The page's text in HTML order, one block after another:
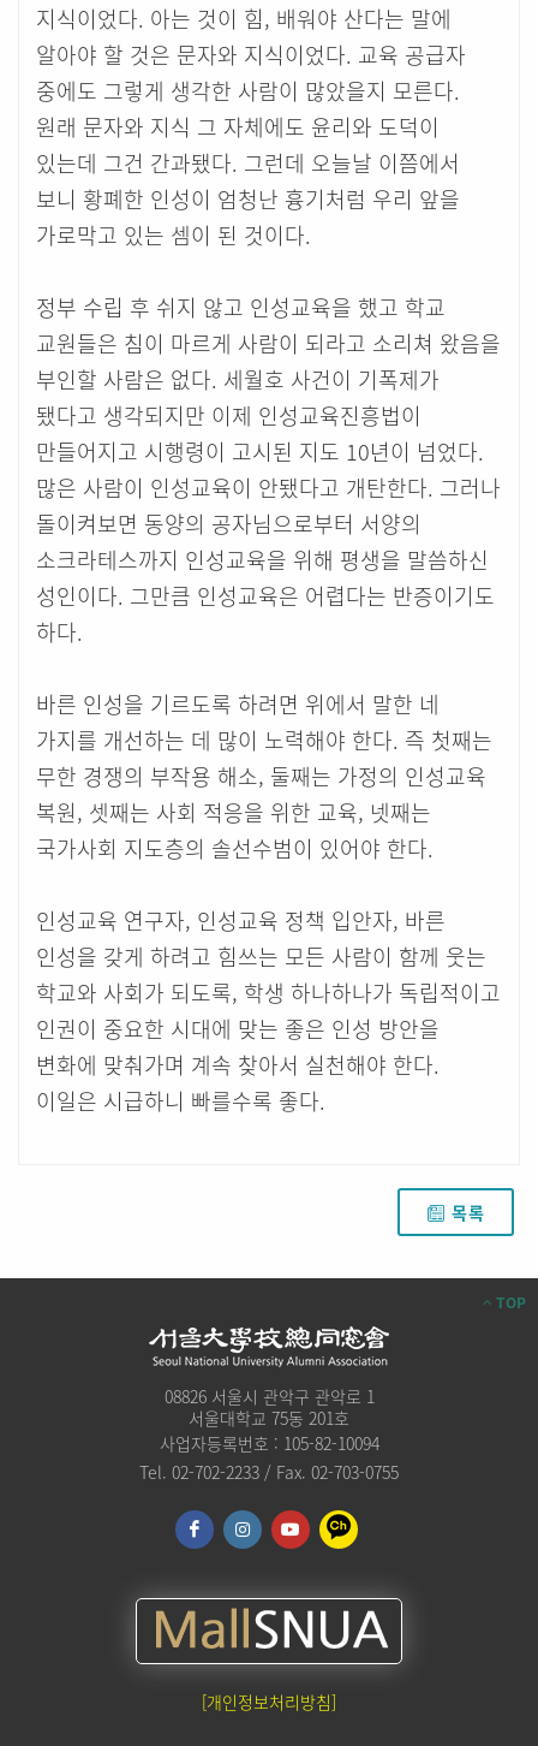
지식이었다. 아는 것이 힘, 배워야 산다는 말에
알아야 할 것은 문자와 지식이었다. 교육 공급자
중에도 그렇게 생각한 사람이 많았을지 모른다.
원래 문자와 지식 그 자체에도 윤리와 도덕이
있는데 그건 간과됐다. 그런데 오늘날 이쯤에서
보니 황폐한 인성이 엄청난 흉기처럼 우리 앞을
가로막고 있는 셈이 된 것이다.
정부 수립 후 쉬지 않고 인성교육을 했고 학교
교원들은 침이 마르게 사람이 되라고 소리쳐 왔음을
부인할 사람은 없다. 세월호 사건이 기폭제가
됐다고 생각되지만 이제 인성교육진흥법이
만들어지고 시행령이 고시된 지도 10년이 넘었다.
많은 사람이 인성교육이 안됐다고 개탄한다. 그러나
돌이켜보면 동양의 공자님으로부터 서양의
소크라테스까지 인성교육을 위해 평생을 말씀하신
성인이다. 그만큼 인성교육은 어렵다는 반증이기도
하다.
바른 인성을 기르도록 하려면 위에서 말한 네
가지를 개선하는 데 많이 노력해야 한다. 즉 첫째는
무한 경쟁의 부작용 해소, 둘째는 가정의 인성교육
복원, 셋째는 사회 적응을 위한 교육, 넷째는
국가사회 지도층의 솔선수범이 있어야 한다.
인성교육 연구자, 인성교육 정책 입안자, 바른
인성을 갖게 하려고 힘쓰는 모든 사람이 함께 웃는
학교와 사회가 되도록, 학생 하나하나가 독립적이고
인권이 중요한 시대에 맞는 좋은 인성 방안을
변화에 맞춰가며 계속 찾아서 실천해야 한다.
이일은 시급하니 빠를수록 좋다.
목록
TOP
08826 서울시 관악구 관악로 1
서울대학교 75동 201호
사업자등록번호 : 105-82-10094
Tel. 02-702-2233 / Fax. 02-703-0755
[개인정보처리방침]